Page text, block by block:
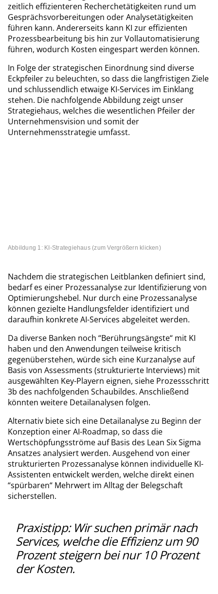
zeitlich effizienteren Recherchetätigkeiten rund um
Gesprächsvorbereitungen oder Analysetätigkeiten
führen kann. Andererseits kann KI zur effizienten
Prozessbearbeitung bis hin zur Vollautomatisierung
führen, wodurch Kosten eingespart werden können.
In Folge der strategischen Einordnung sind diverse
Eckpfeiler zu beleuchten, so dass die langfristigen Ziele
und schlussendlich etwaige KI-Services im Einklang
stehen. Die nachfolgende Abbildung zeigt unser
Strategiehaus, welches die wesentlichen Pfeiler der
Unternehmensvision und somit der
Unternehmensstrategie umfasst.
Abbildung 1: KI-Strategiehaus (zum Vergrößern klicken)
Nachdem die strategischen Leitblanken definiert sind,
bedarf es einer Prozessanalyse zur Identifizierung von
Optimierungshebel. Nur durch eine Prozessanalyse
können gezielte Handlungsfelder identifiziert und
daraufhin konkrete AI-Services abgeleitet werden.
Da diverse Banken noch “Berührungsängste“ mit KI
haben und den Anwendungen teilweise kritisch
gegenüberstehen, würde sich eine Kurzanalyse auf
Basis von Assessments (strukturierte Interviews) mit
ausgewählten Key-Playern eignen, siehe Prozessschritt
3b des nachfolgenden Schaubildes. Anschließend
könnten weitere Detailanalysen folgen.
Alternativ biete sich eine Detailanalyse zu Beginn der
Konzeption einer AI-Roadmap, so dass die
Wertschöpfungsströme auf Basis des Lean Six Sigma
Ansatzes analysiert werden. Ausgehend von einer
strukturierten Prozessanalyse können individuelle KI-
Assistenten entwickelt werden, welche direkt einen
“spürbaren“ Mehrwert im Alltag der Belegschaft
sicherstellen.
Praxistipp: Wir suchen primär nach
Services, welche die Effizienz um 90
Prozent steigern bei nur 10 Prozent
der Kosten.